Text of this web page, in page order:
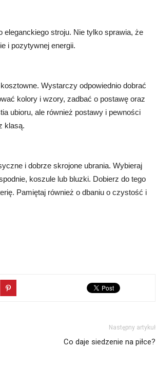
stroju. Nie tylko sprawia, że
i pozytywnej energii.
Wystarczy odpowiednio dobrać
kolory i wzory, zadbać o postawę oraz
ubioru, ale również postawy i pewności
klasą.
i dobrze skrojone ubrania. Wybieraj
koszule lub bluzki. Dobierz do tego
Pamiętaj również o dbaniu o czystość i
Następny artykuł
Co daje siedzenie na piłce?